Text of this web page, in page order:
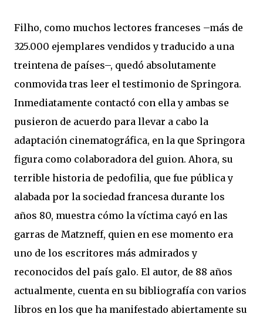
Filho, como muchos lectores franceses –más de
325.000 ejemplares vendidos y traducido a una
treintena de países–, quedó absolutamente
conmovida tras leer el testimonio de Springora.
Inmediatamente contactó con ella y ambas se
pusieron de acuerdo para llevar a cabo la
adaptación cinematográfica, en la que Springora
figura como colaboradora del guion. Ahora, su
terrible historia de pedofilia, que fue pública y
alabada por la sociedad francesa durante los
años 80, muestra cómo la víctima cayó en las
garras de Matzneff, quien en ese momento era
uno de los escritores más admirados y
reconocidos del país galo. El autor, de 88 años
actualmente, cuenta en su bibliografía con varios
libros en los que ha manifestado abiertamente su